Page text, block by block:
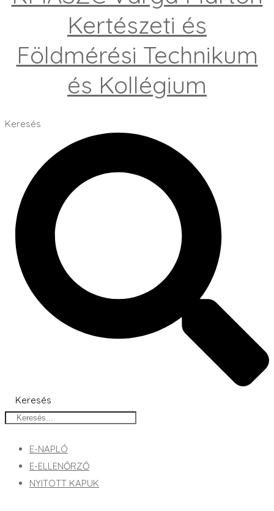
Kertészeti és
Földmérési Technikum
és Kollégium
Keresés
Keresés
E-NAPLÓ
E-ELLENŐRZŐ
NYITOTT KAPUK